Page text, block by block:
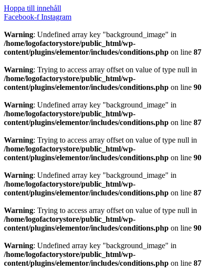
Hoppa till innehåll
Facebook-f Instagram
Warning: Undefined array key "background_image" in
/home/logofactorystore/public_html/wp-
content/plugins/elementor/includes/conditions.php on line 87
Warning: Trying to access array offset on value of type null in
/home/logofactorystore/public_html/wp-
content/plugins/elementor/includes/conditions.php on line 90
Warning: Undefined array key "background_image" in
/home/logofactorystore/public_html/wp-
content/plugins/elementor/includes/conditions.php on line 87
Warning: Trying to access array offset on value of type null in
/home/logofactorystore/public_html/wp-
content/plugins/elementor/includes/conditions.php on line 90
Warning: Undefined array key "background_image" in
/home/logofactorystore/public_html/wp-
content/plugins/elementor/includes/conditions.php on line 87
Warning: Trying to access array offset on value of type null in
/home/logofactorystore/public_html/wp-
content/plugins/elementor/includes/conditions.php on line 90
Warning: Undefined array key "background_image" in
/home/logofactorystore/public_html/wp-
content/plugins/elementor/includes/conditions.php on line 87